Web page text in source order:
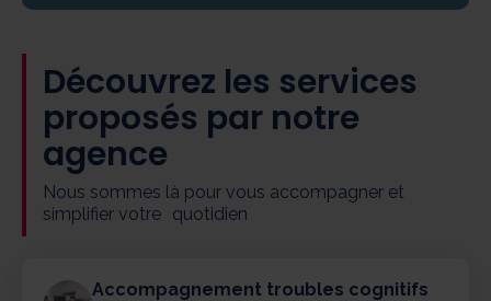
Découvrez les services
proposés par notre
agence
Nous sommes là pour vous accompagner et
simplifier votre quotidien
Accompagnement troubles cognitifs